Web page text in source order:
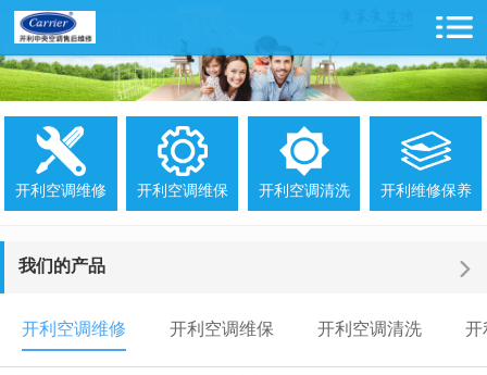
开利空调维修 开利空调维保 开利空调清洗 开利维修保养
我们的产品
开利空调维修 开利空调维保 开利空调清洗 开